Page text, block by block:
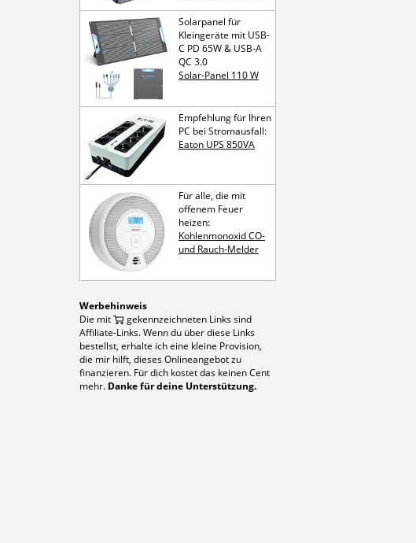
Solarpanel für
Kleingeräte mit USB-
C PD 65W & USB-A
QC 3.0
Solar-Panel 110 W
Empfehlung für Ihren
PC bei Strom­ausfall:
Eaton UPS 850VA
Für alle, die mit
offenem Feuer
heizen:
Kohlen­mon­oxid CO-
und Rauch-Melder
Werbehinweis
Die mit
gekennzeichneten Links sind
Affiliate-Links. Wenn du über diese Links
bestellst, erhalte ich eine kleine Provision,
die mir hilft, dieses Onlineangebot zu
finanzieren. Für dich kostet das keinen Cent
mehr. Danke für deine Unterstützung.